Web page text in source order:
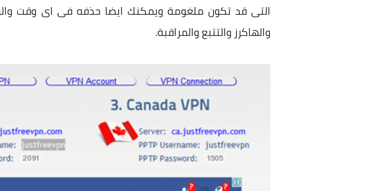
التى قد تكون ملغومة ويمكنك ايضا حذفه فى اى وقت
والهاكرز والتتبع والمراقبة.